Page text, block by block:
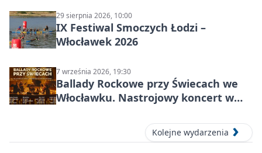
29 sierpnia 2026, 10:00
IX Festiwal Smoczych Łodzi –
Włocławek 2026
7 września 2026, 19:30
Ballady Rockowe przy Świecach we
Włocławku. Nastrojowy koncert w
Kolejne wydarzenia